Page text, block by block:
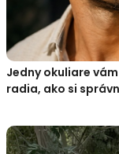
Jedny okuliare
radia, ako si